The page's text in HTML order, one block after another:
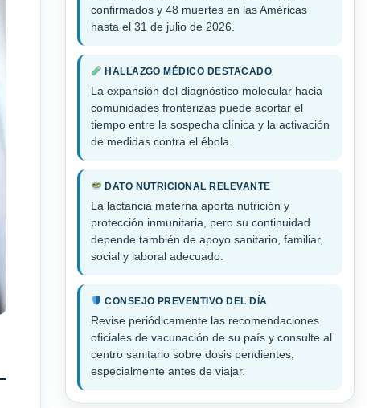
confirmados y 48 muertes en las Américas
hasta el 31 de julio de 2026.
HALLAZGO MÉDICO DESTACADO
La expansión del diagnóstico molecular hacia
comunidades fronterizas puede acortar el
tiempo entre la sospecha clínica y la activación
de medidas contra el ébola.
DATO NUTRICIONAL RELEVANTE
La lactancia materna aporta nutrición y
protección inmunitaria, pero su continuidad
depende también de apoyo sanitario, familiar,
social y laboral adecuado.
CONSEJO PREVENTIVO DEL DÍA
Revise periódicamente las recomendaciones
oficiales de vacunación de su país y consulte al
centro sanitario sobre dosis pendientes,
especialmente antes de viajar.